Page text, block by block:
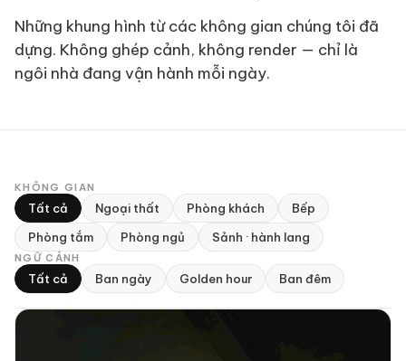
Những khung hình từ các không gian chúng tôi đã
dựng. Không ghép cảnh, không render — chỉ là
ngôi nhà đang vận hành mỗi ngày.
KHÔNG GIAN
Tất cả Ngoại thất Phòng khách
Bếp
Phòng tắm
Phòng ngủ Sảnh · hành lang
NGỮ CẢNH
Tất cả Ban ngày Golden hour Ban đêm